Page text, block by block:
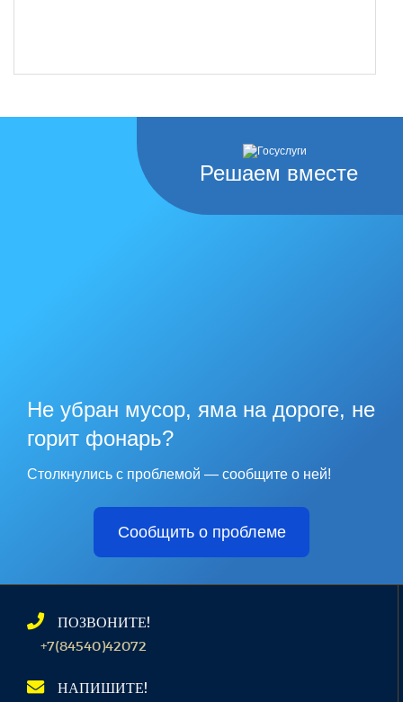
Решаем вместе
Не убран мусор, яма на дороге, не
горит фонарь?
Столкнулись с проблемой — сообщите о ней!
Сообщить о проблеме
ПОЗВОНИТЕ!
+7(84540)42072
НАПИШИТЕ!